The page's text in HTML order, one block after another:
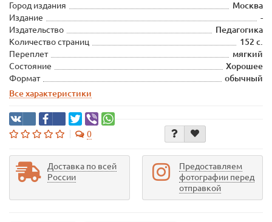
Город издания
Москва
Издание
-
Издательство
Педагогика
Количество страниц
152 с.
Переплет
мягкий
Состояние
Хорошее
Формат
обычный
Все характеристики
0
Доставка по всей
России
Предоставляем
фотографии перед
отправкой